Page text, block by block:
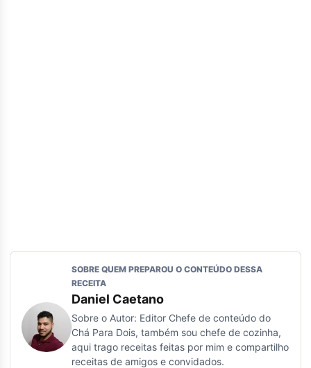
SOBRE QUEM PREPAROU O CONTEÚDO DESSA
RECEITA
Daniel Caetano
Sobre o Autor: Editor Chefe de conteúdo do
Chá Para Dois, também sou chefe de cozinha,
aqui trago receitas feitas por mim e compartilho
receitas de amigos e convidados.